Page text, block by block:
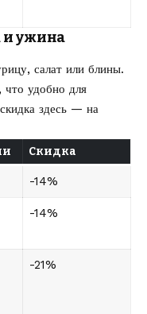
и ужина
салат или блины.
что удобно для
здесь — на
Скидка
-14%
-14%
-21%